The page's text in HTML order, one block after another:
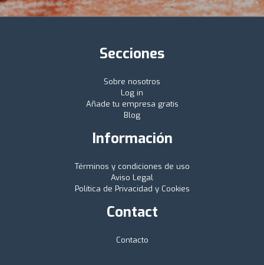
Secciones
Sobre nosotros
Log in
Añade tu empresa gratis
Blog
Información
Términos y condiciones de uso
Aviso Legal
Política de Privacidad y Cookies
Contact
Contacto